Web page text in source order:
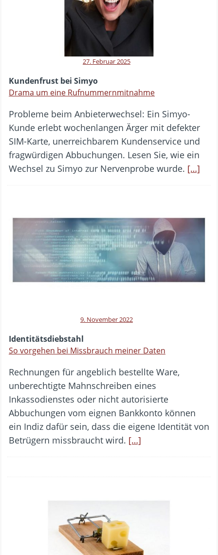
27. Februar 2025
Kundenfrust bei Simyo
Drama um eine Rufnummernmitnahme
Probleme beim Anbieterwechsel: Ein Simyo-
Kunde erlebt wochenlangen Ärger mit defekter
SIM-Karte, unerreichbarem Kundenservice und
fragwürdigen Abbuchungen. Lesen Sie, wie ein
Wechsel zu Simyo zur Nervenprobe wurde. […]
9. November 2022
Identitätsdiebstahl
So vorgehen bei Missbrauch meiner Daten
Rechnungen für angeblich bestellte Ware,
unberechtigte Mahnschreiben eines
Inkassodienstes oder nicht autorisierte
Abbuchungen vom eignen Bankkonto können
ein Indiz dafür sein, dass die eigene Identität von
Betrügern missbraucht wird. […]